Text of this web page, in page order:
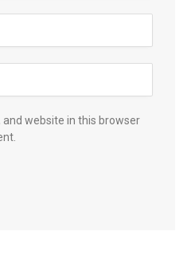
website in this browser